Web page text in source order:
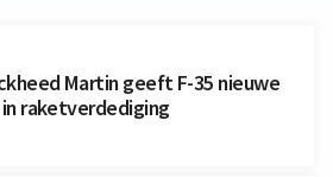
Martin geeft F-35 nieuwe
raketverdediging